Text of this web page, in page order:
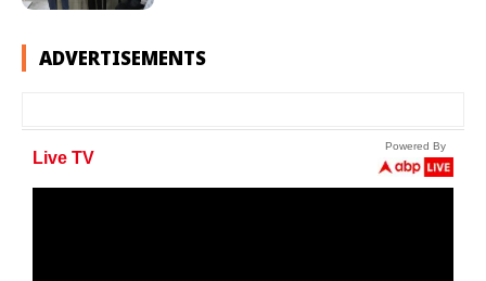
ADVERTISEMENTS